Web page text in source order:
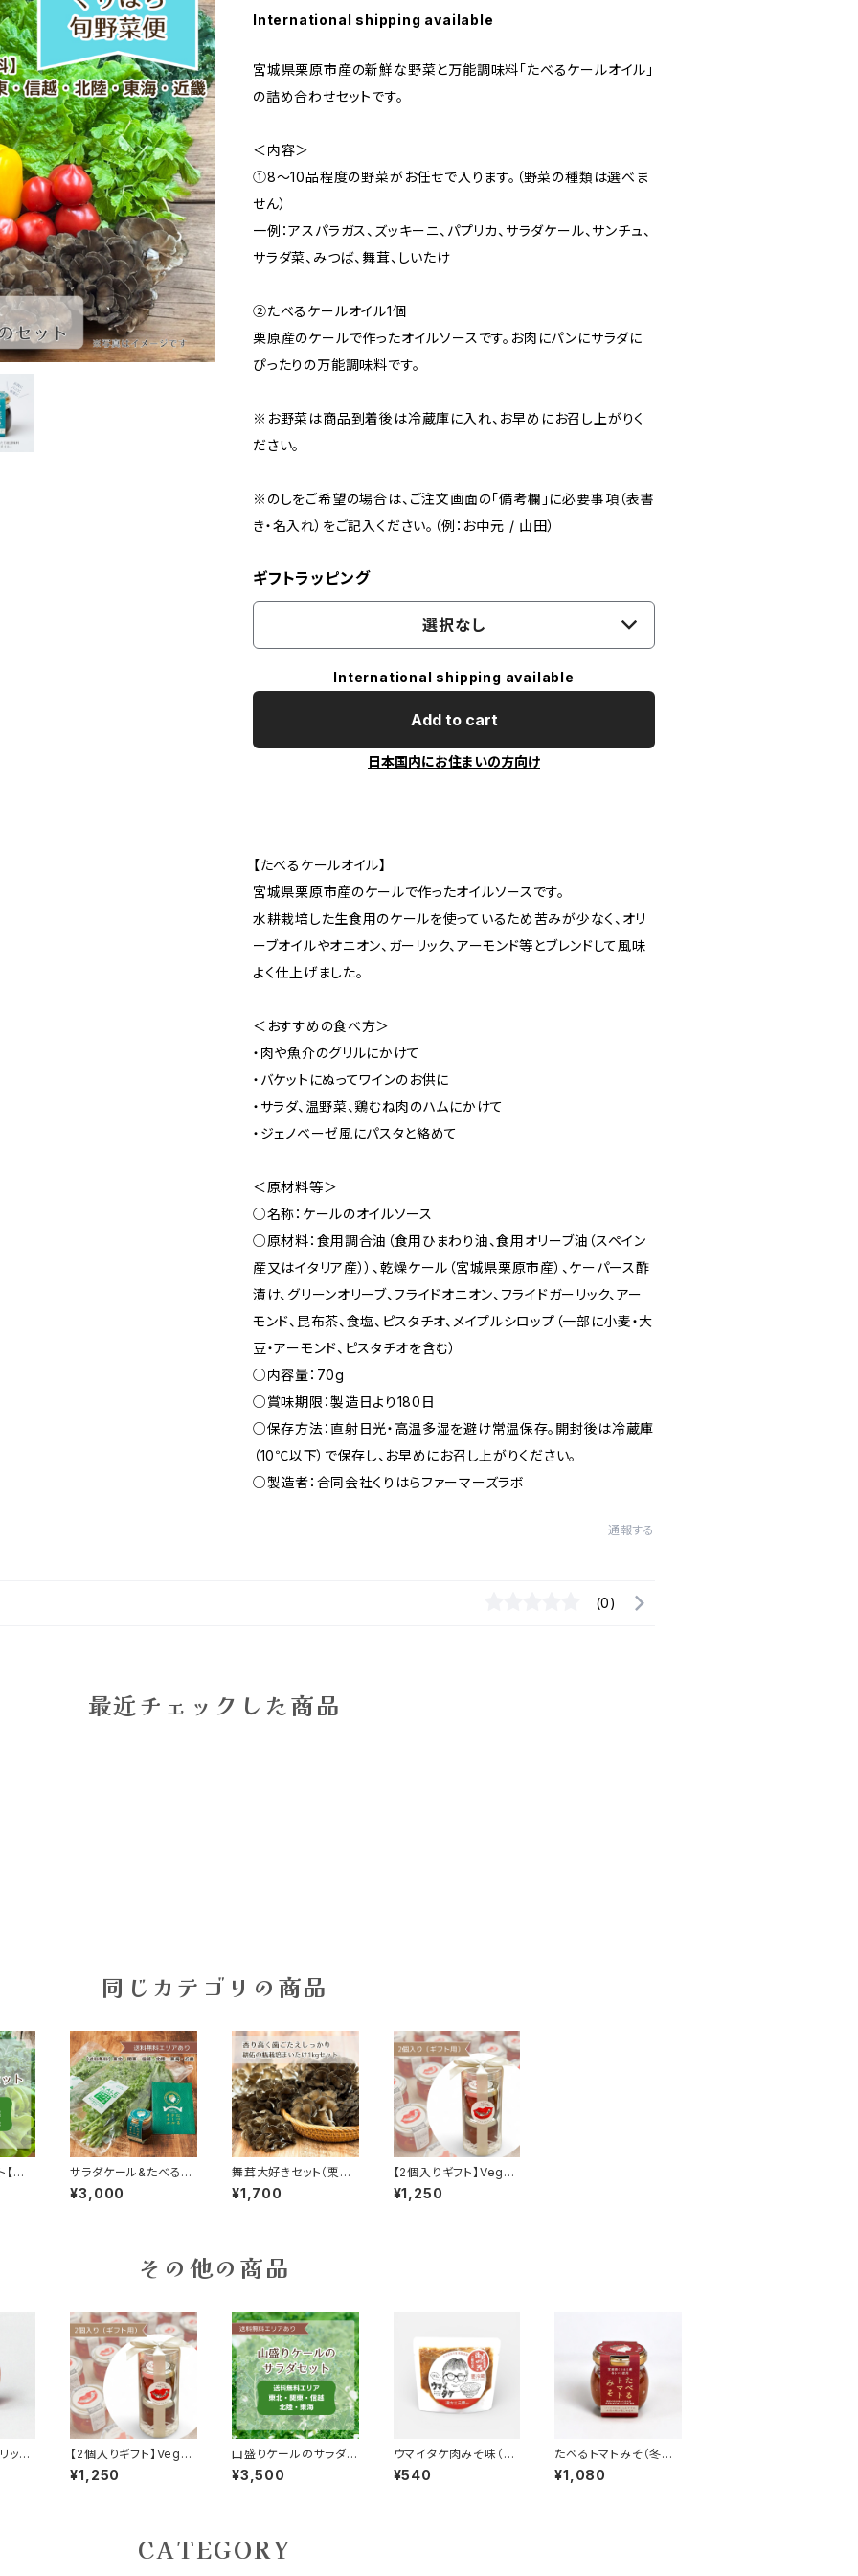
International shipping available
宮城県栗原市産の新鮮な野菜と万能調味料「たべるケールオイル」
の詰め合わせセットです。
＜内容＞
①8～10品程度の野菜がお任せで入ります。（野菜の種類は選べま
せん）
一例：アスパラガス、ズッキーニ、パプリカ、サラダケール、サンチュ、
サラダ菜、みつば、舞茸、しいたけ
②たべるケールオイル1個
栗原産のケールで作ったオイルソースです。お肉にパンにサラダに
ぴったりの万能調味料です。
※お野菜は商品到着後は冷蔵庫に入れ、お早めにお召し上がりく
ださい。
※のしをご希望の場合は、ご注文画面の「備考欄」に必要事項（表書
き・名入れ）をご記入ください。（例：お中元 / 山田）
ギフトラッピング
選択なし
International shipping available
Add to cart
日本国内にお住まいの方向け
【たべるケールオイル】
宮城県栗原市産のケールで作ったオイルソースです。
水耕栽培した生食用のケールを使っているため苦みが少なく、オリ
ーブオイルやオニオン、ガーリック、アーモンド等とブレンドして風味
よく仕上げました。
＜おすすめの食べ方＞
・肉や魚介のグリルにかけて
・バケットにぬってワインのお供に
・サラダ、温野菜、鶏むね肉のハムにかけて
・ジェノベーゼ風にパスタと絡めて
＜原材料等＞
○名称：ケールのオイルソース
○原材料：食用調合油（食用ひまわり油、食用オリーブ油（スペイン
産又はイタリア産））、乾燥ケール（宮城県栗原市産）、ケーパース酢
漬け、グリーンオリーブ、フライドオニオン、フライドガーリック、アー
モンド、昆布茶、食塩、ピスタチオ、メイプルシロップ（一部に小麦・大
豆・アーモンド、ピスタチオを含む）
○内容量：70g
○賞味期限：製造日より180日
○保存方法：直射日光・高温多湿を避け常温保存。開封後は冷蔵庫
（10℃以下）で保存し、お早めにお召し上がりください。
○製造者：合同会社くりはらファーマーズラボ
通報する
(0)
最近チェックした商品
同じカテゴリの商品
送
サラダケール&たべるケ
ールオイルセット【送料
無料：東北・関東・信越・
¥3,000
舞茸大好きセット（栗原
市産舞茸・約1kg）
¥1,700
【2個入りギフト】Vege
Rouge（ベジルージュ）
栗原産パプリカのジャ
¥1,250
その他の商品
ッサ
【2個入りギフト】Vege
Rouge（ベジルージュ）
栗原産パプリカのジャ
¥1,250
山盛りケールのサラダセ
ット【送料無料：東北・関
東・信越・北陸・東海】
¥3,500
ウマイタケ肉みそ味（ご
はんのお供）
¥540
たべるトマトみそ（冬ト
マトと仙台味噌の万能
みそ）
¥1,080
CATEGORY